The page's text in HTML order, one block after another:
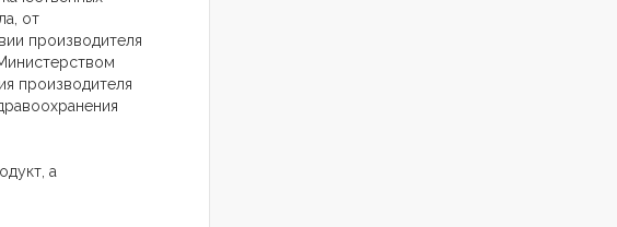
от
производителя
производителя
а